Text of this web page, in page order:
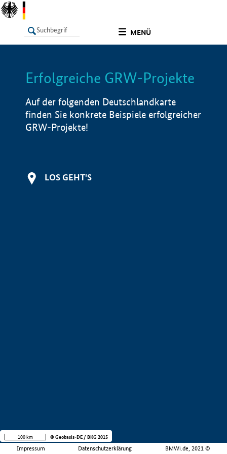
MENÜ
LISTE Info
Erfolgreiche GRW-Projekte
Auf der folgenden Deutschlandkarte
finden Sie konkrete Beispiele erfolgreicher
GRW-Projekte!
LOS GEHT'S
Impressum Datenschutzerklärung BMWi.de, 2021 ©
100 km © Geobasis-DE / BKG 2015